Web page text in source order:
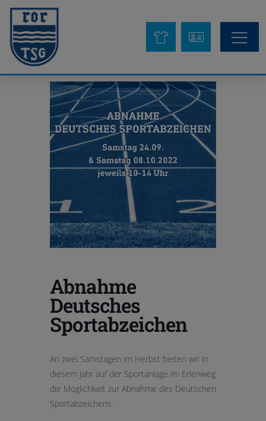
Abnahme
Deutsches
Sportabzeichen
An zwei Samstagen im Herbst bieten wir in
diesem Jahr auf der Sportanlage im Erlenweg
die Möglichkeit zur Abnahme des Deutschen
Sportabzeichens.